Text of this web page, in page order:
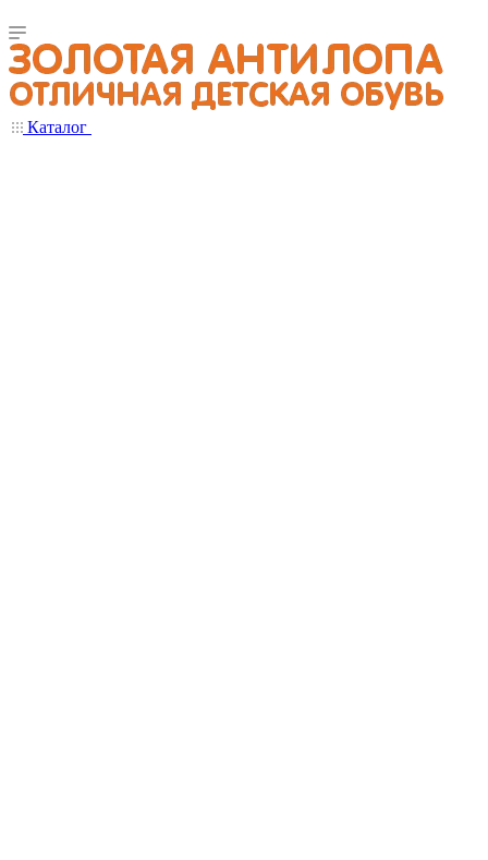
Каталог